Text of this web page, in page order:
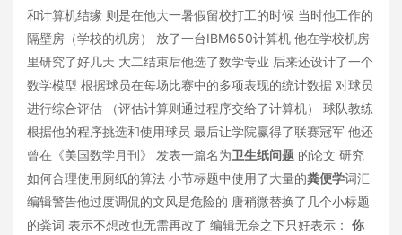
和计算机结缘 则是在他大一暑假留校打工的时候 当时他工作的
隔壁房（学校的机房） 放了一台IBM650计算机 他在学校机房
里研究了好几天 大二结束后他选了数学专业 后来还设计了一个
数学模型 根据球员在每场比赛中的多项表现的统计数据 对球员
进行综合评估 （评估计算则通过程序交给了计算机） 球队教练
根据他的程序挑选和使用球员 最后让学院赢得了联赛冠军 他还
曾在《美国数学月刊》 发表一篇名为卫生纸问题 的论文 研究
如何合理使用厕纸的算法 小节标题中使用了大量的粪便学词汇
编辑警告他过度调侃的文风是危险的 唐稍微替换了几个小标题
的粪词 表示不想改也无需再改了 编辑无奈之下只好表示： 你